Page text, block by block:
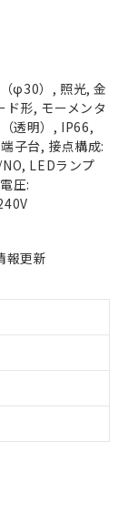
φ30）, 照光, 金
ド形, モーメンタ
透明）, IP66,
子台, 接点構成:
LEDランプ
圧:
報更新